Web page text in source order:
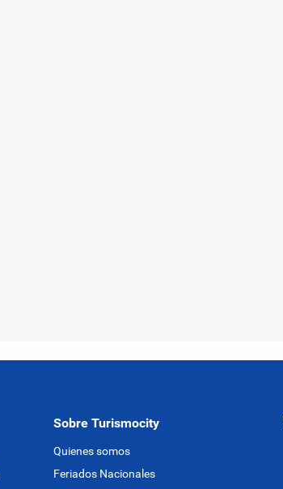
Sobre Turismocity
Quienes somos
Feriados Nacionales